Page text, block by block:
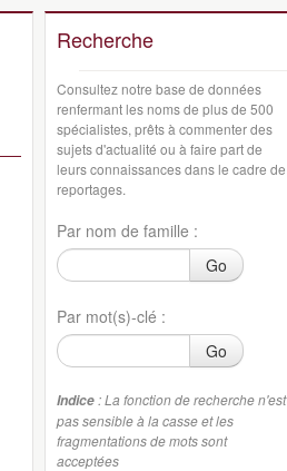
Recherche
Consultez notre base de données
renfermant les noms de plus de 500
spécialistes, prêts à commenter des
sujets d'actualité ou à faire part de
leurs connaissances dans le cadre de
reportages.
Par nom de famille :
Go
Par mot(s)-clé :
Go
Indice : La fonction de recherche n'est
pas sensible à la casse et les
fragmentations de mots sont
acceptées